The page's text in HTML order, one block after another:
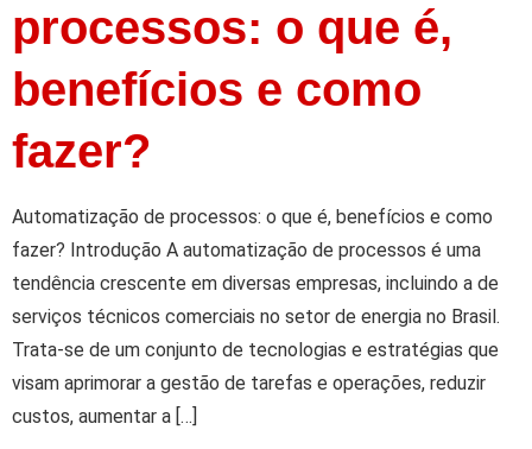
processos: o que é,
benefícios e como
fazer?
Automatização de processos: o que é, benefícios e como
fazer? Introdução A automatização de processos é uma
tendência crescente em diversas empresas, incluindo a de
serviços técnicos comerciais no setor de energia no Brasil.
Trata-se de um conjunto de tecnologias e estratégias que
visam aprimorar a gestão de tarefas e operações, reduzir
custos, aumentar a […]